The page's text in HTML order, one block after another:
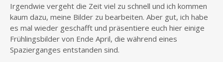
Irgendwie vergeht die Zeit viel zu schnell und ich kommen
kaum dazu, meine Bilder zu bearbeiten. Aber gut, ich habe
es mal wieder geschafft und präsentiere euch hier einige
Frühlingsbilder von Ende April, die während eines
Spazierganges entstanden sind.